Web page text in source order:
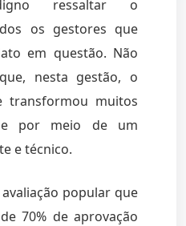
ressaltar o
os gestores que
em questão. Não
nesta gestão, o
transformou muitos
por meio de um
e técnico.
popular que
70% de aprovação